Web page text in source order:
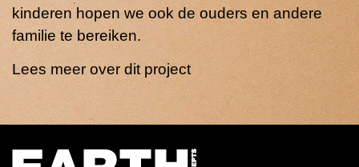
kinderen hopen we ook de ouders en andere
familie te bereiken.
Lees meer over dit project